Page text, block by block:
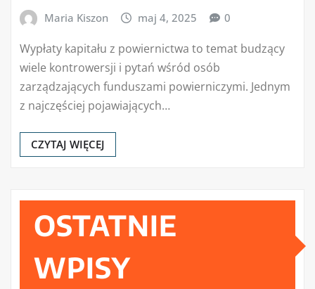
Maria Kiszon maj 4, 2025 0
Wypłaty kapitału z powiernictwa to temat budzący
wiele kontrowersji i pytań wśród osób
zarządzających funduszami powierniczymi. Jednym
z najczęściej pojawiających…
CZYTAJ WIĘCEJ
OSTATNIE
WPISY